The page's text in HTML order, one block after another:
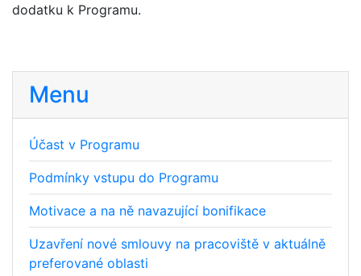
Menu
Účast v Programu
Podmínky vstupu do Programu
Motivace a na ně navazující bonifikace
Uzavření nové smlouvy na pracoviště v aktuálně
preferované oblasti
dodatku k Programu.